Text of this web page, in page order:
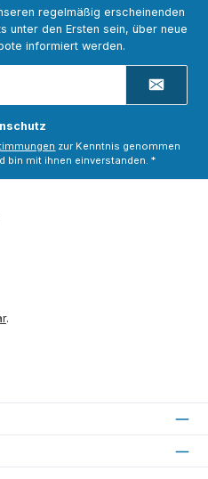
regelmäßig erscheinenden
unter den Ersten sein, über neue
informiert werden.
zur Kenntnis genommen
bin mit ihnen einverstanden. *
.